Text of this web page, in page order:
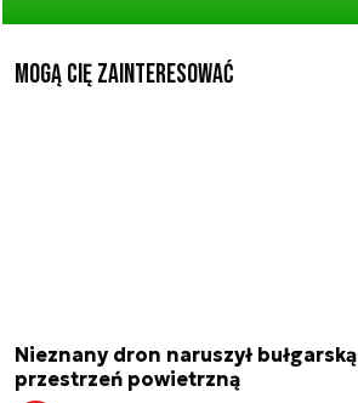
Mogą Cię zainteresować
Nieznany dron naruszył bułgarską
przestrzeń powietrzną